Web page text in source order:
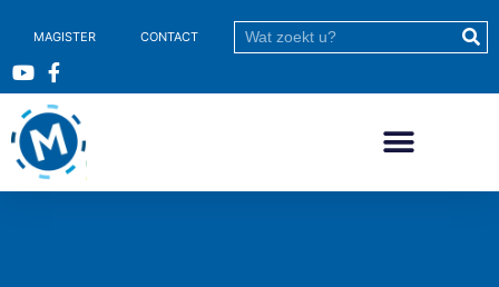
MAGISTER CONTACT